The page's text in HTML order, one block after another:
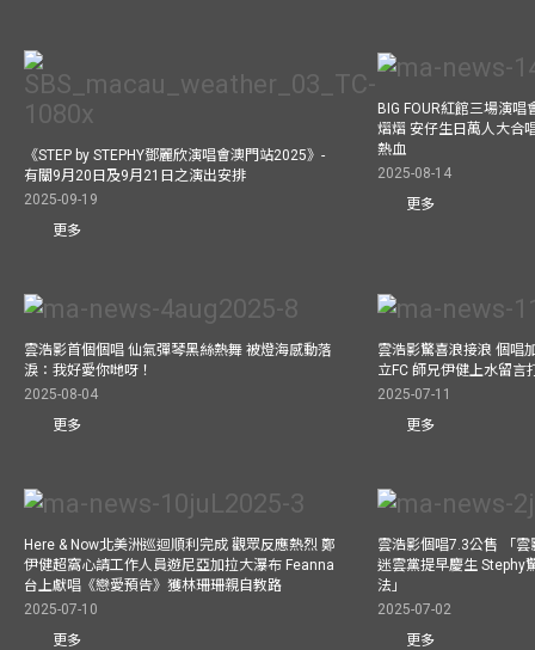
《STEP by STEPHY鄧麗欣演唱會澳門站2025》-
有關9月20日及9月21日之演出安排
2025-09-19
更多
BIG FOUR紅館三場演
熠熠 安仔生日萬人大合
熱血
2025-08-14
更多
雲浩影首個個唱 仙氣彈琴黑絲熱舞 被燈海感動落
淚：我好愛你哋呀！
2025-08-04
更多
雲浩影驚喜浪接浪 個唱
立FC 師兄伊健上水留言
2025-07-11
更多
Here & Now北美洲巡迴順利完成 觀眾反應熱烈 鄭
伊健超窩心請工作人員遊尼亞加拉大瀑布 Feanna
台上獻唱《戀愛預告》獲林珊珊親自教路
2025-07-10
更多
雲浩影個唱7.3公售 「
迷雲黨提早慶生 Stephy
法」
2025-07-02
更多